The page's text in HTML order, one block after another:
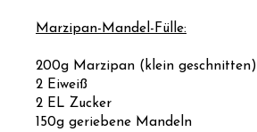
Marzipan-Mandel-Fülle:
200g Marzipan (klein geschnitten)
2 Eiweiß
2 EL Zucker
150g geriebene Mandeln